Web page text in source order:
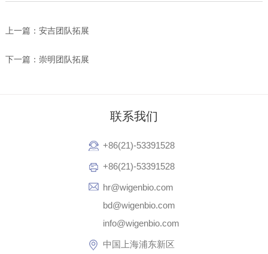
上一篇：安吉团队拓展
下一篇：崇明团队拓展
联系我们
+86(21)-53391528
+86(21)-53391528
hr@wigenbio.com
bd@wigenbio.com
info@wigenbio.com
中国上海浦东新区